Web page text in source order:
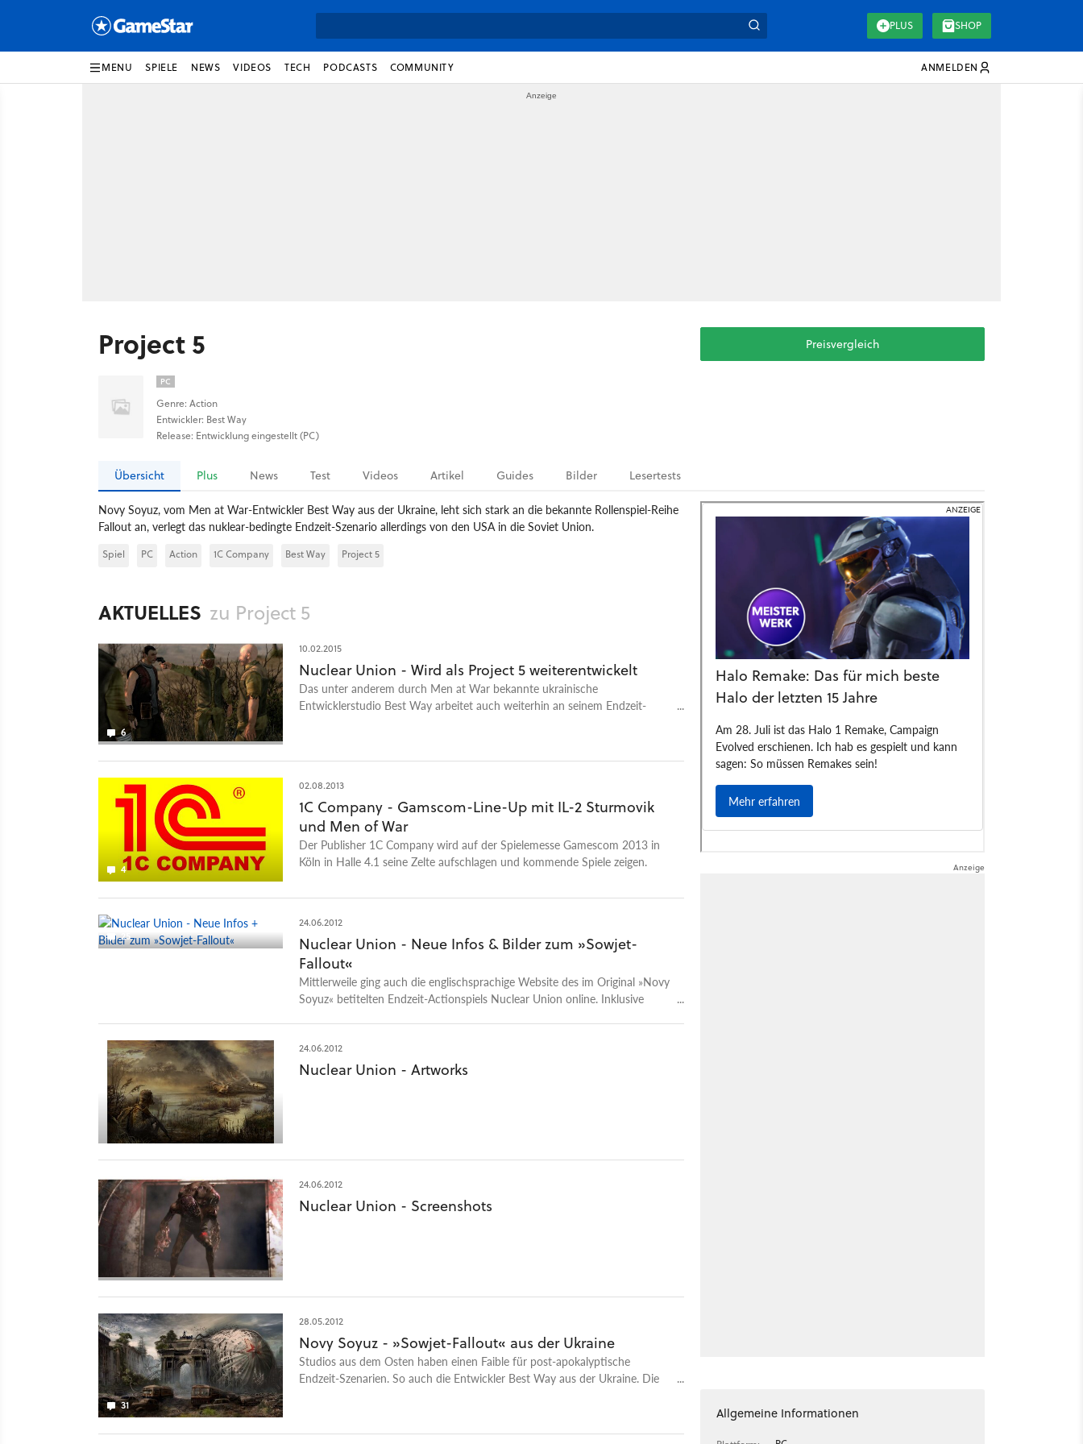
PLUS SHOP
MENU SPIELE NEWS VIDEOS TECH PODCASTS COMMUNITY ANMELDEN
Project 5
PC
Genre: Action
Entwickler: Best Way
Release: Entwicklung eingestellt (PC)
Preisvergleich
Übersicht Plus News Test Videos Artikel Guides Bilder Lesertests
Novy Soyuz, vom Men at War-Entwickler Best Way aus der Ukraine, leht sich stark an die bekannte Rollenspiel-Reihe
Fallout an, verlegt das nuklear-bedingte Endzeit-Szenario allerdings von den USA in die Soviet Union.
Spiel PC Action 1C Company Best Way Project 5
AKTUELLES zu Project 5
6
10.02.2015
Nuclear Union - Wird als Project 5 weiterentwickelt
Das unter anderem durch Men at War bekannte ukrainische
Entwicklerstudio Best Way arbeitet auch weiterhin an seinem Endzeit-
4
02.08.2013
1C Company - Gamscom-Line-Up mit IL-2 Sturmovik
und Men of War
Der Publisher 1C Company wird auf der Spielemesse Gamescom 2013 in
Köln in Halle 4.1 seine Zelte aufschlagen und kommende Spiele zeigen.
25
24.06.2012
Nuclear Union - Neue Infos & Bilder zum »Sowjet-
Fallout«
Mittlerweile ging auch die englischsprachige Website des im Original »Novy
Soyuz« betitelten Endzeit-Actionspiels Nuclear Union online. Inklusive
24.06.2012
Nuclear Union - Artworks
24.06.2012
Nuclear Union - Screenshots
31
28.05.2012
Novy Soyuz - »Sowjet-Fallout« aus der Ukraine
Studios aus dem Osten haben einen Faible für post-apokalyptische
Endzeit-Szenarien. So auch die Entwickler Best Way aus der Ukraine. Die
Allgemeine Informationen